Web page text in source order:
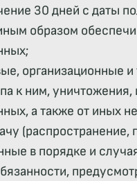
30 дней с даты
образом
организационные
к ним,
а также от иных
в порядке и